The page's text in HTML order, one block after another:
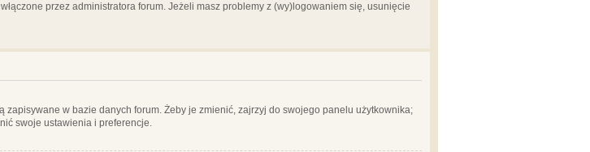
przez administratora forum. Jeżeli masz problemy z (wy)logowaniem się, usunięcie
w bazie danych forum. Żeby je zmienić, zajrzyj do swojego panelu użytkownika;
swoje ustawienia i preferencje.